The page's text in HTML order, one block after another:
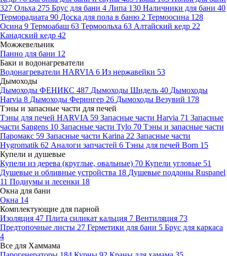
327 Ольха 275 Брус для бани 4 Липа 130 Наличники для бани 40
Терморадиата 90 Доска для пола в баню 2 Термоосина 128
Осина 9 Термоабаш 63 Термоольха 63 Алтайский кедр 22
Канадский кедр 42
Можжевельник
Панно для бани 12
Баки и водонагреватели
Водонагреватели HARVIA 6 Из нержавейки 53
Дымоходы
Дымоходы ФЕНИКС 487 Дымоходы Шидель 40 Дымоходы
Harvia 8 Дымоходы Ферингер 26 Дымоходы Везувий 178
Тэны и запасные части для печей
Тэны для печей HARVIA 59 Запасные части Harvia 71 Запасные
части Sangens 10 Запасные части Tylo 70 Тэны и запасные части
Паромакс 59 Запасные части Karina 22 Запасные части
Hygromatik 62 Аналоги запчастей 6 Тэны для печей Born 15
Купели и душевые
Купели из дерева (круглые, овальные) 70 Купели угловые 51
Душевые и обливные устройства 18 Душевые поддоны Ruspanel
11 Подиумы и лесенки 18
Окна для бани
Окна 14
Комплектующие для парной
Изоляция 47 Плита силикат кальция 7 Вентиляция 73
Предтопочные листы 27 Герметики для бани 5 Брус для каркаса
4
Все для Хаммама